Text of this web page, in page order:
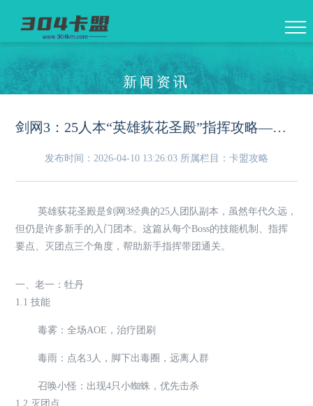
新闻资讯
剑网3：25人本“英雄荻花圣殿”指挥攻略——各Boss灭团点与应对
发布时间：2026-04-10 13:26:03 所属栏目：卡盟攻略
英雄荻花圣殿是剑网3经典的25人团队副本，虽然年代久远，
但仍是许多新手的入门团本。这篇从每个Boss的技能机制、指挥
要点、灭团点三个角度，帮助新手指挥带团通关。
一、老一：牡丹
1.1 技能
毒雾：全场AOE，治疗团刷
毒雨：点名3人，脚下出毒圈，远离人群
召唤小怪：出现4只小蜘蛛，优先击杀
1.2 灭团点